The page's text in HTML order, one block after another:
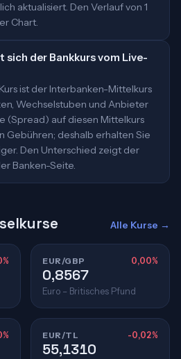
aktualisiert. Den Verlauf von 1
Chart.
der Bankkurs vom Live-
ist der Interbanken-Mittelkurs
Wechselstuben und Anbieter
(Spread) auf diesen Mittelkurs
Gebühren; deshalb erhalten Sie
Den Unterschied zeigt der
Banken-Seite.
Alle Kurse →
EUR/GBP 0,00%
0,8567
Euro – Britisches Pfund
EUR/TL -0,02%
55,1310